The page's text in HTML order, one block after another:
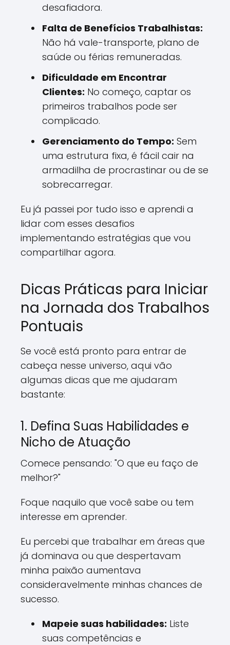
desafiadora.
Falta de Benefícios Trabalhistas:
Não há vale-transporte, plano de
saúde ou férias remuneradas.
Dificuldade em Encontrar
Clientes: No começo, captar os
primeiros trabalhos pode ser
complicado.
Gerenciamento do Tempo: Sem
uma estrutura fixa, é fácil cair na
armadilha de procrastinar ou de se
sobrecarregar.
Eu já passei por tudo isso e aprendi a
lidar com esses desafios
implementando estratégias que vou
compartilhar agora.
Dicas Práticas para Iniciar
na Jornada dos Trabalhos
Pontuais
Se você está pronto para entrar de
cabeça nesse universo, aqui vão
algumas dicas que me ajudaram
bastante:
1. Defina Suas Habilidades e
Nicho de Atuação
Comece pensando: "O que eu faço de
melhor?"
Foque naquilo que você sabe ou tem
interesse em aprender.
Eu percebi que trabalhar em áreas que
já dominava ou que despertavam
minha paixão aumentava
consideravelmente minhas chances de
sucesso.
Mapeie suas habilidades: Liste
suas competências e